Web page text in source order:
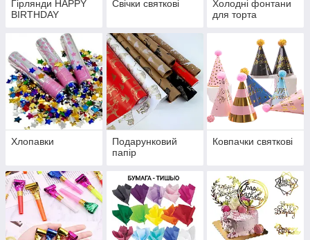
Гірлянди HAPPY
BIRTHDAY
Свічки святкові
Холодні фонтани
для торта
Хлопавки
Подарунковий
папір
Ковпачки святкові